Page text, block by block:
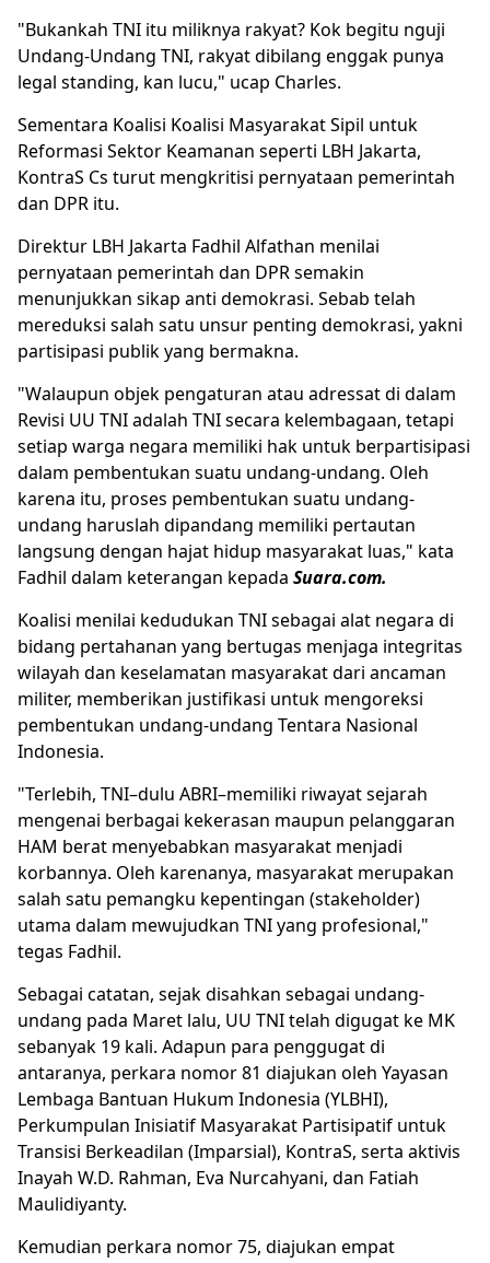
"Bukankah TNI itu miliknya rakyat? Kok begitu nguji
Undang-Undang TNI, rakyat dibilang enggak punya
legal standing, kan lucu," ucap Charles.
Sementara Koalisi Koalisi Masyarakat Sipil untuk
Reformasi Sektor Keamanan seperti LBH Jakarta,
KontraS Cs turut mengkritisi pernyataan pemerintah
dan DPR itu.
Direktur LBH Jakarta Fadhil Alfathan menilai
pernyataan pemerintah dan DPR semakin
menunjukkan sikap anti demokrasi. Sebab telah
mereduksi salah satu unsur penting demokrasi, yakni
partisipasi publik yang bermakna.
"Walaupun objek pengaturan atau adressat di dalam
Revisi UU TNI adalah TNI secara kelembagaan, tetapi
setiap warga negara memiliki hak untuk berpartisipasi
dalam pembentukan suatu undang-undang. Oleh
karena itu, proses pembentukan suatu undang-
undang haruslah dipandang memiliki pertautan
langsung dengan hajat hidup masyarakat luas," kata
Fadhil dalam keterangan kepada Suara.com.
Koalisi menilai kedudukan TNI sebagai alat negara di
bidang pertahanan yang bertugas menjaga integritas
wilayah dan keselamatan masyarakat dari ancaman
militer, memberikan justifikasi untuk mengoreksi
pembentukan undang-undang Tentara Nasional
Indonesia.
"Terlebih, TNI–dulu ABRI–memiliki riwayat sejarah
mengenai berbagai kekerasan maupun pelanggaran
HAM berat menyebabkan masyarakat menjadi
korbannya. Oleh karenanya, masyarakat merupakan
salah satu pemangku kepentingan (stakeholder)
utama dalam mewujudkan TNI yang profesional,"
tegas Fadhil.
Sebagai catatan, sejak disahkan sebagai undang-
undang pada Maret lalu, UU TNI telah digugat ke MK
sebanyak 19 kali. Adapun para penggugat di
antaranya, perkara nomor 81 diajukan oleh Yayasan
Lembaga Bantuan Hukum Indonesia (YLBHI),
Perkumpulan Inisiatif Masyarakat Partisipatif untuk
Transisi Berkeadilan (Imparsial), KontraS, serta aktivis
Inayah W.D. Rahman, Eva Nurcahyani, dan Fatiah
Maulidiyanty.
Kemudian perkara nomor 75, diajukan empat